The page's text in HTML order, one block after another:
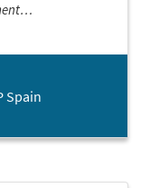
d'oficina. La
han demostrat en
Spain